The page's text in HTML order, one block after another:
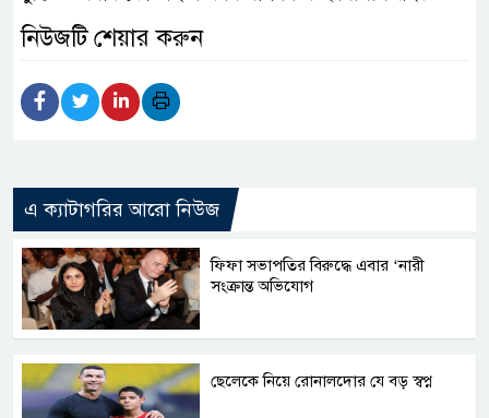
নিউজটি শেয়ার করুন
এ ক্যাটাগরির আরো নিউজ
ফিফা সভাপতির বিরুদ্ধে এবার ‘নারী
সংক্রান্ত অভিযোগ
ছেলেকে নিয়ে রোনালদোর যে বড় স্বপ্ন